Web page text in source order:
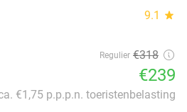
9.1 star
Regulier €318
€239
€1,75 p.p.p.n. toeristenbelasting